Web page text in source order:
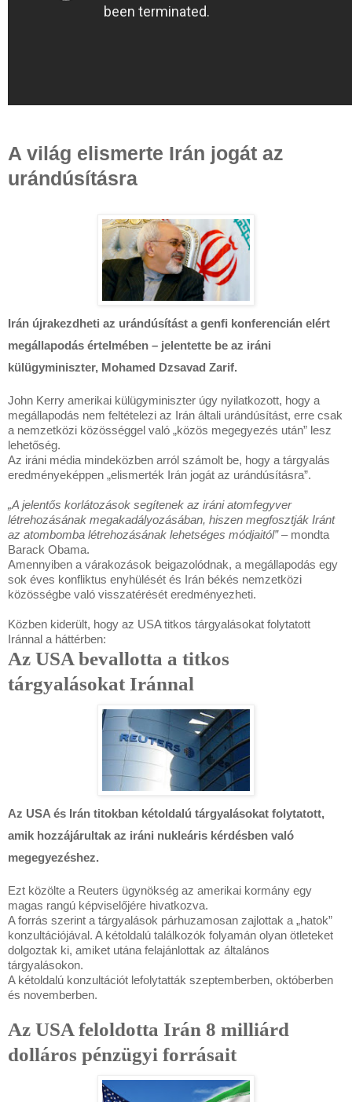
A világ elismerte Irán jogát az
urándúsításra
Irán újrakezdheti az urándúsítást a genfi konferencián elért
megállapodás értelmében – jelentette be az iráni
külügyminiszter, Mohamed Dzsavad Zarif.
John Kerry amerikai külügyminiszter úgy nyilatkozott, hogy a
megállapodás nem feltételezi az Irán általi urándúsítást, erre csak
a nemzetközi közösséggel való „közös megegyezés után” lesz
lehetőség.
Az iráni média mindeközben arról számolt be, hogy a tárgyalás
eredményeképpen „elismerték Irán jogát az urándúsításra”.
„A jelentős korlátozások segítenek az iráni atomfegyver
létrehozásának megakadályozásában, hiszen megfosztják Iránt
az atombomba létrehozásának lehetséges módjaitól”– mondta
Barack Obama.
Amennyiben a várakozások beigazolódnak, a megállapodás egy
sok éves konfliktus enyhülését és Irán békés nemzetközi
közösségbe való visszatérését eredményezheti.
Közben kiderült, hogy az USA titkos tárgyalásokat folytatott
Iránnal a háttérben:
Az USA bevallotta a titkos
tárgyalásokat Iránnal
Az USA és Irán titokban kétoldalú tárgyalásokat folytatott,
amik hozzájárultak az iráni nukleáris kérdésben való
megegyezéshez.
Ezt közölte a Reuters ügynökség az amerikai kormány egy
magas rangú képviselőjére hivatkozva.
A forrás szerint a tárgyalások párhuzamosan zajlottak a „hatok”
konzultációjával. A kétoldalú találkozók folyamán olyan ötleteket
dolgoztak ki, amiket utána felajánlottak az általános
tárgyalásokon.
A kétoldalú konzultációt lefolytatták szeptemberben, októberben
és novemberben.
Az USA feloldotta Irán 8 milliárd
dolláros pénzügyi forrásait